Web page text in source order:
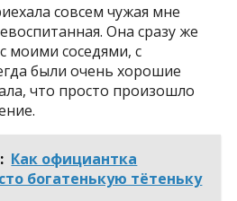
совсем чужая мне
Она сразу же
моими соседями, с
были очень хорошие
что просто произошло
Как официантка
богатенькую тётеньку